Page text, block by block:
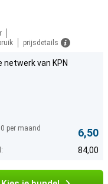
prijsdetails
van KPN
per maand
6,50
84,00